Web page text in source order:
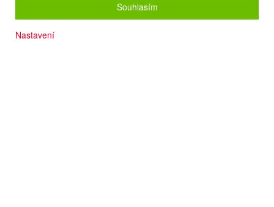
Souhlasím
Nastavení